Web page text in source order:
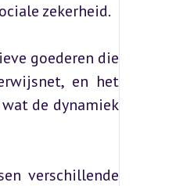
zekerheid.
goederen die
en het
de dynamiek
verschillende